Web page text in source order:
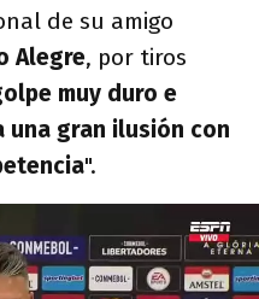
de su amigo
Alegre, por tiros
muy duro e
una gran ilusión con
".